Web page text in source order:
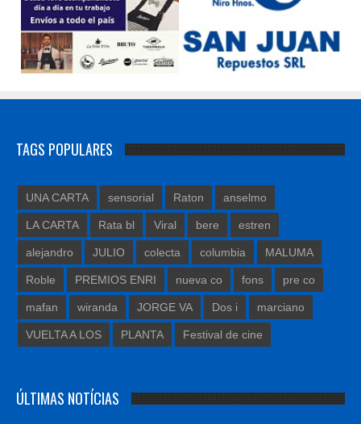
TAGS POPULARES
UNA CARTA sensorial Raton anselmo
LA CARTA Rata bl Viral bere estren
alejandro JULIO colecta columbia MALUMA
Roble PREMIOS ENRI nueva co fons pre co
mafan wiranda JORGE VA Dos i marciano
VUELTA A LOS PLANTA Festival de cine
ÚLTIMAS NOTÍCIAS